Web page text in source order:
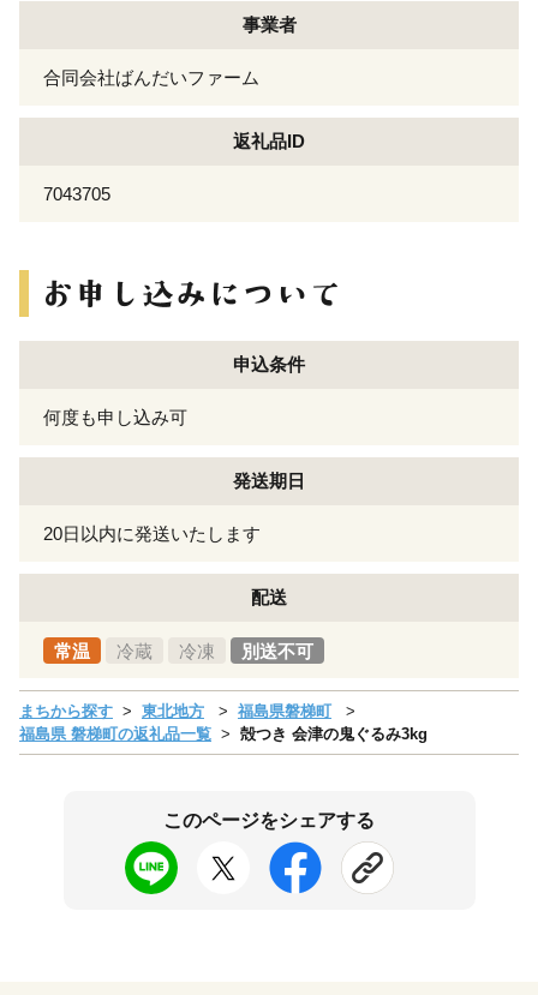
事業者
合同会社ばんだいファーム
返礼品ID
7043705
申込条件
何度も申し込み可
発送期日
20日以内に発送いたします
配送
常温 冷蔵 冷凍 別送不可
まちから探す 東北地方
福島県磐梯町
福島県 磐梯町の返礼品一覧
殻つき 会津の鬼ぐるみ3kg
このページをシェアする